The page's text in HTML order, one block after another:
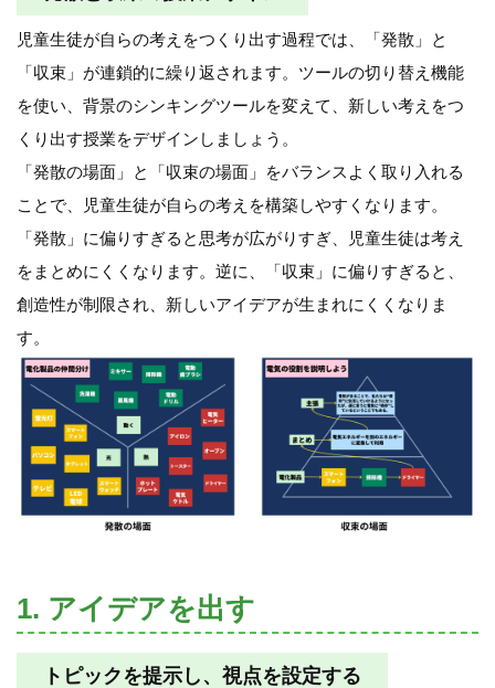
児童生徒が自らの考えをつくり出す過程では、「発散」と
「収束」が連鎖的に繰り返されます。ツールの切り替え機能
を使い、背景のシンキングツールを変えて、新しい考えをつ
くり出す授業をデザインしましょう。
「発散の場面」と「収束の場面」をバランスよく取り入れる
ことで、児童生徒が自らの考えを構築しやすくなります。
「発散」に偏りすぎると思考が広がりすぎ、児童生徒は考え
をまとめにくくなります。逆に、「収束」に偏りすぎると、
創造性が制限され、新しいアイデアが生まれにくくなりま
す。
1. アイデアを出す
トピックを提示し、視点を設定する